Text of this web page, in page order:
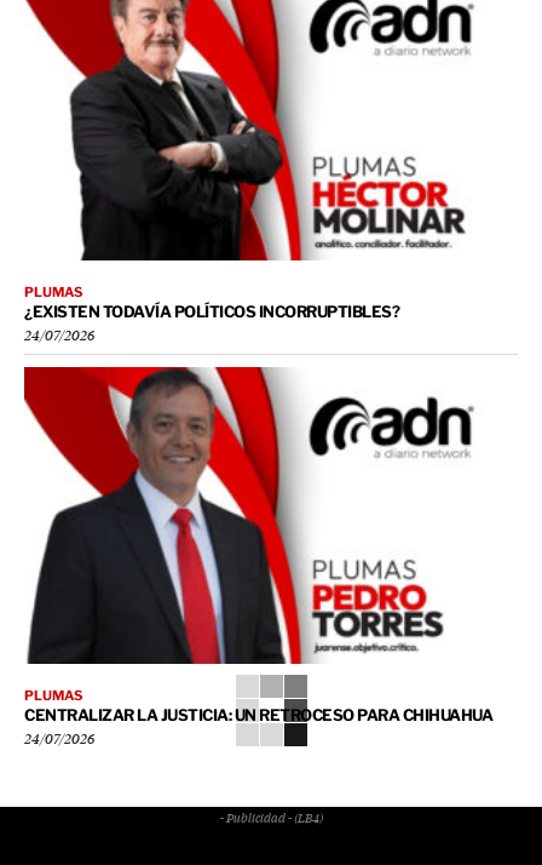
PLUMAS
¿EXISTEN TODAVÍA POLÍTICOS INCORRUPTIBLES?
24/07/2026
PLUMAS
CENTRALIZAR LA JUSTICIA: UN RETROCESO PARA CHIHUAHUA
24/07/2026
- Publicidad - (LB4)